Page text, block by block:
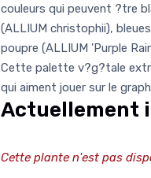
couleurs qui peuvent ?tre
(ALLIUM christophii),
poupre (ALLIUM 'Purple
Cette palette v?g?tale
qui aiment jouer sur le
Actuellement
Cette plante n'est pas